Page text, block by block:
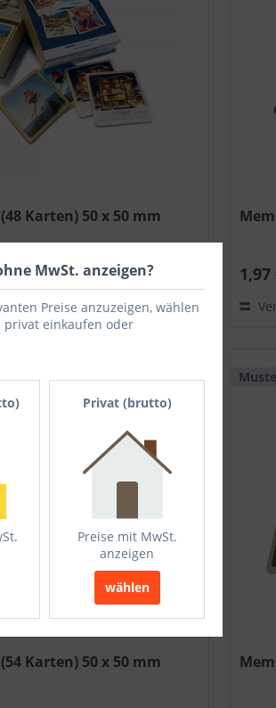
Karten) 50 x 50 mm
Merken
1,97
Karten) 50 x 50 mm
MwSt. anzeigen?
Preise anzuzeigen, wählen
privat einkaufen oder
Privat (brutto)
Preise mit MwSt.
anzeigen
wählen